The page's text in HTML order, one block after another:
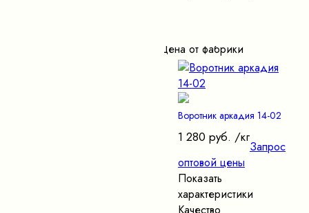
Цена от фабрики
Воротник аркадия 14-02
1 280 руб. /кг
Запрос
оптовой цены
Показать
характеристики